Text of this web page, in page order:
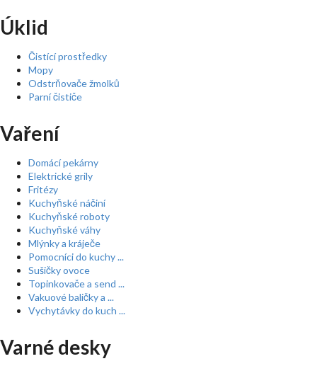
Úklid
Čistící prostředky
Mopy
Odstrňovače žmolků
Parní čističe
Vaření
Domácí pekárny
Elektrické grily
Fritézy
Kuchyňské náčiní
Kuchyňské roboty
Kuchyňské váhy
Mlýnky a kráječe
Pomocníci do kuchy ...
Sušičky ovoce
Topinkovače a send ...
Vakuové baličky a ...
Vychytávky do kuch ...
Varné desky